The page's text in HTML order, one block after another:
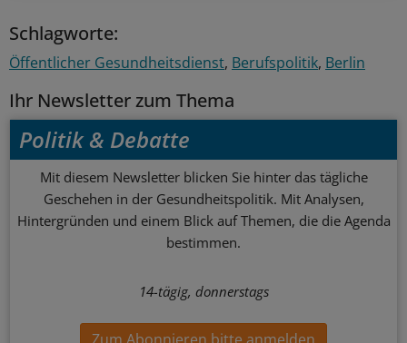
Schlagworte:
Öffentlicher Gesundheitsdienst Berufspolitik Berlin
Ihr Newsletter zum Thema
Politik & Debatte
Mit diesem Newsletter blicken Sie hinter das tägliche
Geschehen in der Gesundheitspolitik. Mit Analysen,
Hintergründen und einem Blick auf Themen, die die Agenda
bestimmen.
14-tägig, donnerstags
Zum Abonnieren bitte anmelden